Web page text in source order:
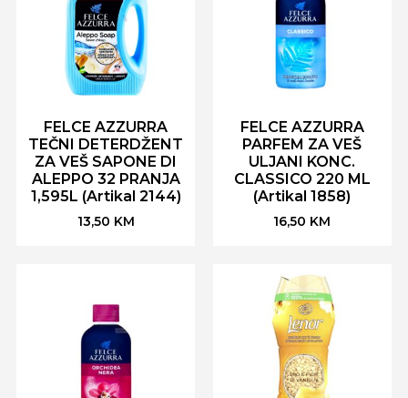
FELCE AZZURRA
TEČNI DETERDŽENT
ZA VEŠ SAPONE DI
ALEPPO 32 PRANJA
1,595L (Artikal 2144)
13,50 KM
FELCE AZZURRA
PARFEM ZA VEŠ
ULJANI KONC.
CLASSICO 220 ML
(Artikal 1858)
16,50 KM